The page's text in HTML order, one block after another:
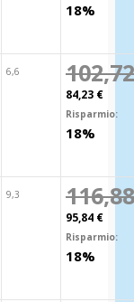
18%
6,6
84,23 €
Risparmio:
18%
9,3
95,84 €
Risparmio:
18%